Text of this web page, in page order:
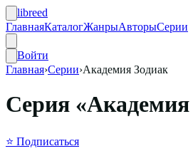
libreed
ГлавнаяКаталогЖанрыАвторыСерии
Войти
Главная›Серии›Академия Зодиак
Серия «Академия
⭐ Подписаться